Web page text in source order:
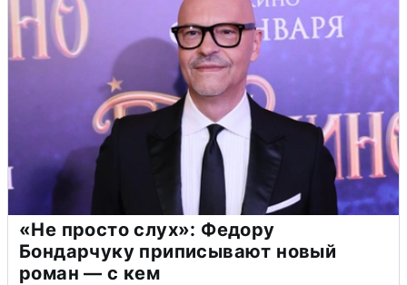
«Не просто слух»: Федору
Бондарчуку приписывают новый
роман — с кем